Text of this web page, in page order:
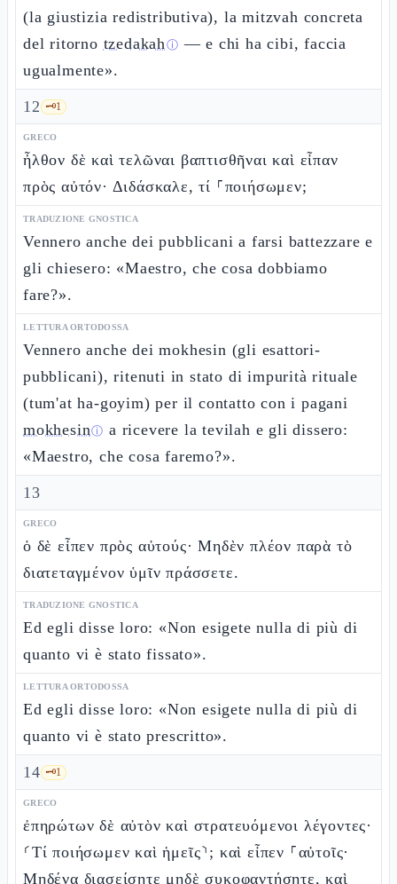
(la giustizia redistributiva), la mitzvah concreta
del ritorno tzedakahⓘ — e chi ha cibi, faccia
ugualmente».
12 🗝️1
GRECO
ἦλθον δὲ καὶ τελῶναι βαπτισθῆναι καὶ εἶπαν
πρὸς αὐτόν· Διδάσκαλε, τί ⸀ποιήσωμεν;
TRADUZIONE GNOSTICA
Vennero anche dei pubblicani a farsi battezzare e
gli chiesero: «Maestro, che cosa dobbiamo
fare?».
LETTURA ORTODOSSA
Vennero anche dei mokhesin (gli esattori-
pubblicani), ritenuti in stato di impurità rituale
(tum'at ha-goyim) per il contatto con i pagani
mokhesinⓘ a ricevere la tevilah e gli dissero:
«Maestro, che cosa faremo?».
13
GRECO
ὁ δὲ εἶπεν πρὸς αὐτούς· Μηδὲν πλέον παρὰ τὸ
διατεταγμένον ὑμῖν πράσσετε.
TRADUZIONE GNOSTICA
Ed egli disse loro: «Non esigete nulla di più di
quanto vi è stato fissato».
LETTURA ORTODOSSA
Ed egli disse loro: «Non esigete nulla di più di
quanto vi è stato prescritto».
14 🗝️1
GRECO
ἐπηρώτων δὲ αὐτὸν καὶ στρατευόμενοι λέγοντες·
⸂Τί ποιήσωμεν καὶ ἡμεῖς⸃; καὶ εἶπεν ⸀αὐτοῖς·
Μηδένα διασείσητε μηδὲ συκοφαντήσητε, καὶ